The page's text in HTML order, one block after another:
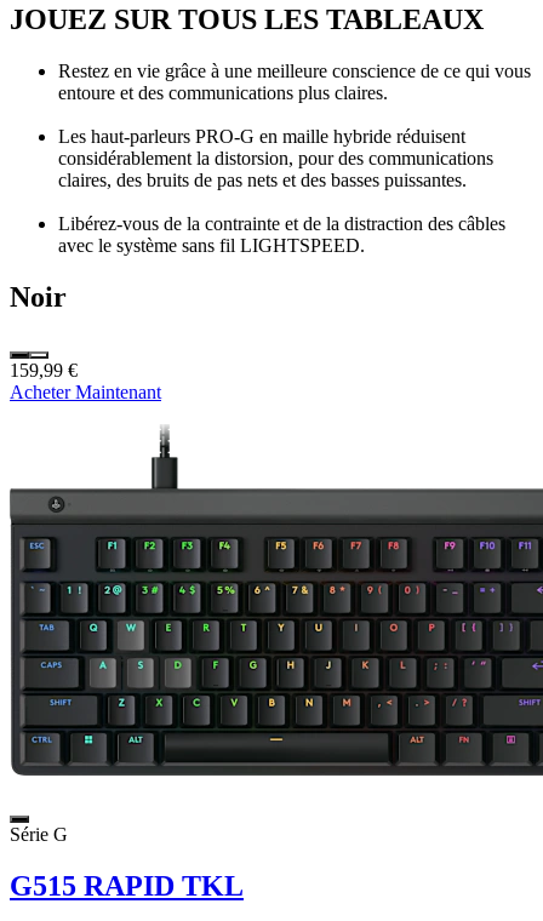
JOUEZ SUR TOUS LES TABLEAUX
Restez en vie grâce à une meilleure conscience de ce qui vous
entoure et des communications plus claires.
Les haut-parleurs PRO-G en maille hybride réduisent
considérablement la distorsion, pour des communications
claires, des bruits de pas nets et des basses puissantes.
Libérez-vous de la contrainte et de la distraction des câbles
avec le système sans fil LIGHTSPEED.
Noir
159,99 €
Acheter Maintenant
Série G
G515 RAPID TKL